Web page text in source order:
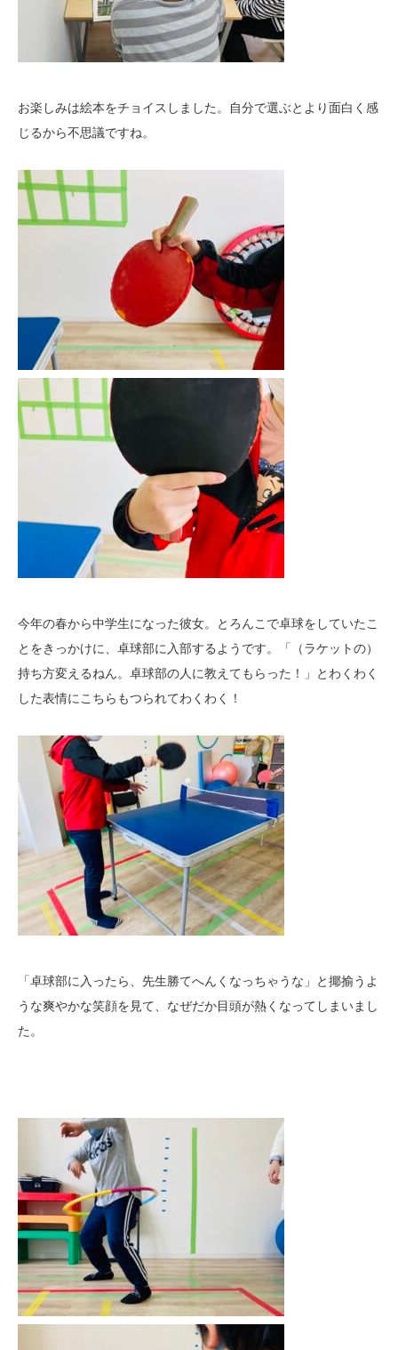
お楽しみは絵本をチョイスしました。自分で選ぶとより面白く感
じるから不思議ですね。
今年の春から中学生になった彼女。とろんこで卓球をしていたこ
とをきっかけに、卓球部に入部するようです。「（ラケットの）
持ち方変えるねん。卓球部の人に教えてもらった！」とわくわく
した表情にこちらもつられてわくわく！
「卓球部に入ったら、先生勝てへんくなっちゃうな」と揶揄うよ
うな爽やかな笑顔を見て、なぜだか目頭が熱くなってしまいまし
た。